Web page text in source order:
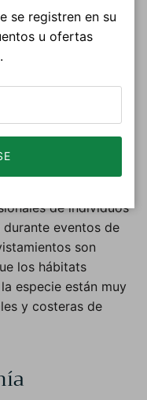
no reproductiva,
migraciones,
abiertas. Se
o áreas
el sur.
de individuos
eventos de
son
los hábitats
especie están muy
y costeras de
se registren en su
u ofertas